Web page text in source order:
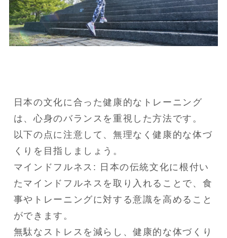
日本の文化に合った健康的なトレーニング
は、心身のバランスを重視した方法です。
以下の点に注意して、無理なく健康的な体づ
くりを目指しましょう。
マインドフルネス: 日本の伝統文化に根付い
たマインドフルネスを取り入れることで、食
事やトレーニングに対する意識を高めること
ができます。
無駄なストレスを減らし、健康的な体づくり